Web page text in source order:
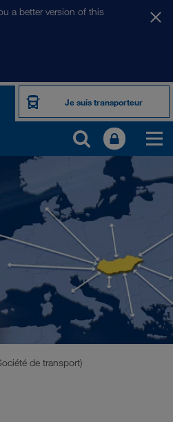
a better version of this
Je suis transporteur
de transport)